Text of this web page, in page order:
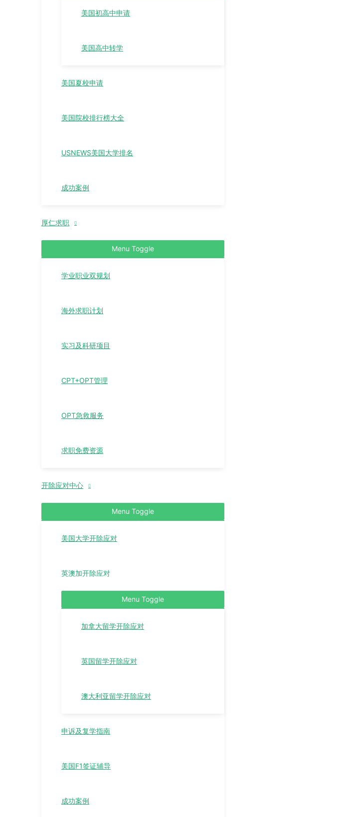
美国初高中申请
美国高中转学
美国夏校申请
美国院校排行榜大全
USNEWS美国大学排名
成功案例
厚仁求职
Menu Toggle
学业职业双规划
海外求职计划
实习及科研项目
CPT+OPT管理
OPT急救服务
求职免费资源
开除应对中心
Menu Toggle
美国大学开除应对
英澳加开除应对
Menu Toggle
加拿大留学开除应对
英国留学开除应对
澳大利亚留学开除应对
申诉及复学指南
美国F1签证辅导
成功案例